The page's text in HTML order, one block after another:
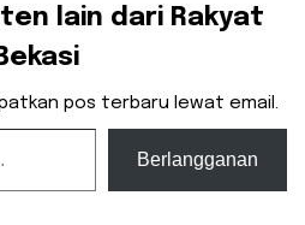
lain dari Rakyat
pos terbaru lewat email.
Berlangganan